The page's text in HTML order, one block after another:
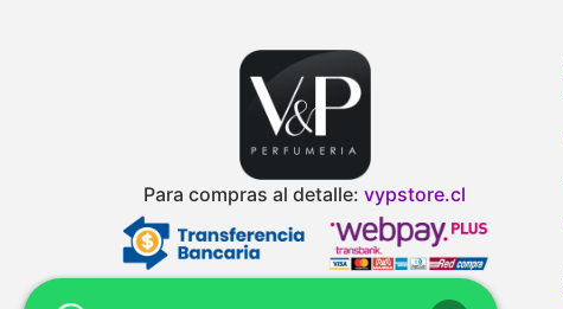
Para compras al detalle:vypstore.cl